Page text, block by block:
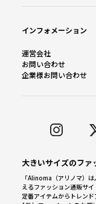
インフォメーション
運営会社
お問い合わせ
企業様お問い合わせ
大きいサイズのファ
「Alinoma（アリノマ）
えるファッション通販サイ
定番アイテムからトレンド